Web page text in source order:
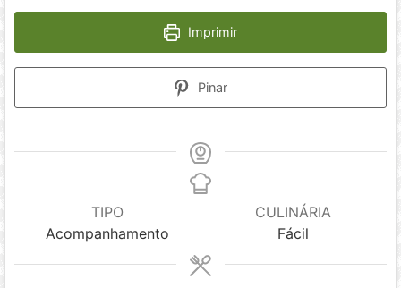
Imprimir
Pinar
TIPO
Acompanhamento
CULINÁRIA
Fácil